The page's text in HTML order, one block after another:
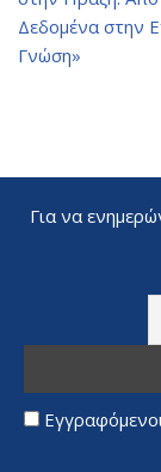
Δεδομένα στην
Γνώση»
Για να